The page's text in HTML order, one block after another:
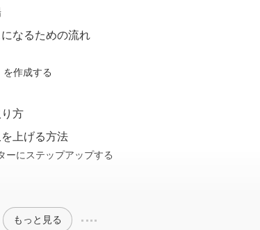
なるための流れ
作成する
方
上げる方法
ーにステップアップする
もっと見る